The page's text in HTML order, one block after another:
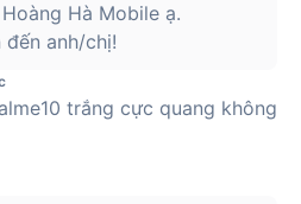
Hà Mobile ạ.
đến anh/chị!
trắng cực quang không